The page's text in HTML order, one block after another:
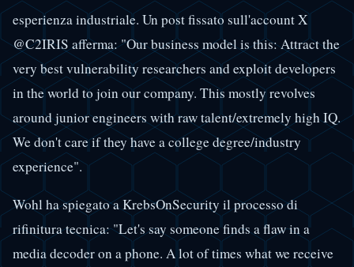
esperienza industriale. Un post fissato sull'account X
@C2IRIS afferma: "Our business model is this: Attract the
very best vulnerability researchers and exploit developers
in the world to join our company. This mostly revolves
around junior engineers with raw talent/extremely high IQ.
We don't care if they have a college degree/industry
experience".
Wohl ha spiegato a KrebsOnSecurity il processo di
rifinitura tecnica: "Let's say someone finds a flaw in a
media decoder on a phone. A lot of times what we receive